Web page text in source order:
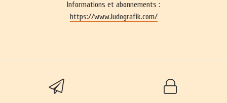
Informations et abonnements :
https://www.ludografik.com/